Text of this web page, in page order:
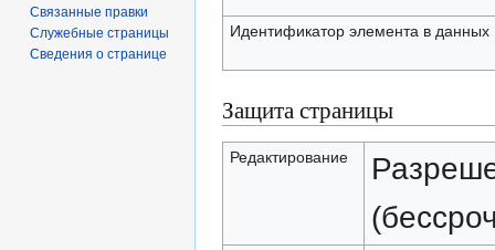
Идентификатор элемента в данных
Защита страницы
Редактирование
Связанные правки
Служебные страницы
Сведения о странице